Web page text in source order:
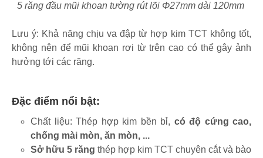
5 răng đầu mũi khoan tường rút lõi Φ27mm dài 120mm
Lưu ý: Khả năng chịu va đập từ hợp kim TCT không tốt,
không nên để mũi khoan rơi từ trên cao có thể gây ảnh
hưởng tới các răng.
Đặc điểm nổi bật:
Chất liệu: Thép hợp kim bền bỉ, có độ cứng cao,
chống mài mòn, ăn mòn, ...
Sở hữu 5 răng thép hợp kim TCT chuyên cắt và bào